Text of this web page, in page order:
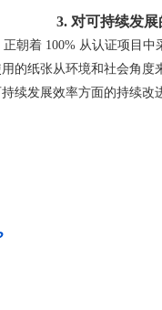
3. 对可持续发
朝着 100% 从认证项目
的纸张从环境和社会角度
续发展效率方面的持续改